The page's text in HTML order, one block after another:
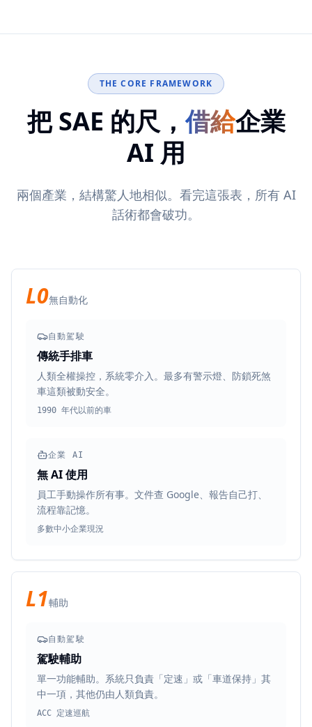
THE CORE FRAMEWORK
把 SAE 的尺， 借給企業
AI 用
兩個產業，結構驚人地相似。看完這張表，所有 AI
話術都會破功。
L0無自動化
自動駕駛
傳統手排車
人類全權操控，系統零介入。最多有警示燈、防鎖死煞
車這類被動安全。
1990 年代以前的車
企業 AI
無 AI 使用
員工手動操作所有事。文件查 Google、報告自己打、
流程靠記憶。
多數中小企業現況
L1輔助
自動駕駛
駕駛輔助
單一功能輔助。系統只負責「定速」或「車道保持」其
中一項，其他仍由人類負責。
ACC 定速巡航